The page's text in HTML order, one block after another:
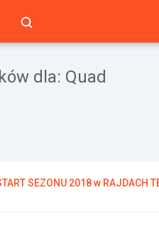
dla: Quad
SEZONU 2018 w RAJDACH